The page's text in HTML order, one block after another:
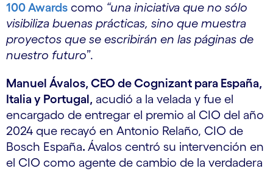
100 Awards como “una iniciativa que no sólo
visibiliza buenas prácticas, sino que muestra
proyectos que se escribirán en las páginas de
nuestro futuro”.
Manuel Ávalos, CEO de Cognizant para España,
Italia y Portugal, acudió a la velada y fue el
encargado de entregar el premio al CIO del año
2024 que recayó en Antonio Relaño, CIO de
Bosch España. Ávalos centró su intervención en
el CIO como agente de cambio de la verdadera